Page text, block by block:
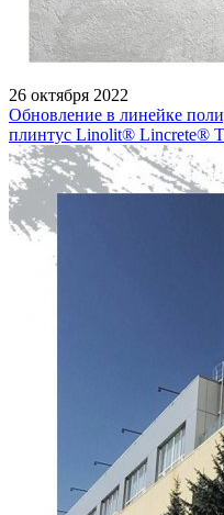
26 октября 2022
Обновление в линейке
плинтус Linolit® Lincrete®